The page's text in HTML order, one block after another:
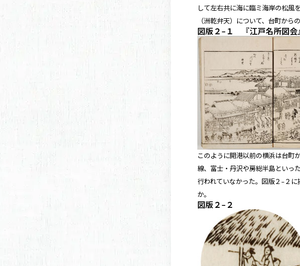
して左右共に海に臨ミ海岸の松風
（洲乾弁天）について、台町から
図版２−１ 『江戸名所図会
このように開港以前の横浜は台町
線、富士・丹沢や房総半島といっ
行われていなかった。 図版２−２ に
か。
図版２−２